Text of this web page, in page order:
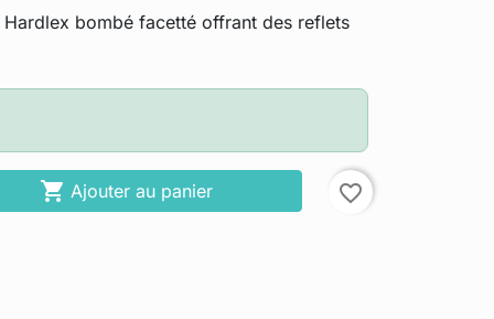
Hardlex bombé facetté offrant des reflets
 Ajouter au panier favorite_border